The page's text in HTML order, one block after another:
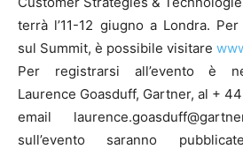
terrà l’11-12 giugno a Londra.
sul Summit, è possibile visitare
Per registrarsi all’evento è
Laurence Goasduff, Gartner, al +
email
sull’evento saranno